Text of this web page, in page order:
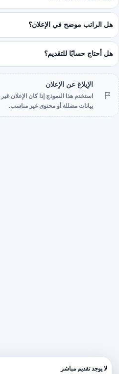
هل الراتب موضح في الإعلان؟
هل أحتاج حسابًا للتقديم؟
الإبلاغ عن الإعلان
استخدم هذا النموذج إذا كان الإعلان
بيانات مضللة أو محتوى غير مناسب.
لا يوجد تقديم مباشر